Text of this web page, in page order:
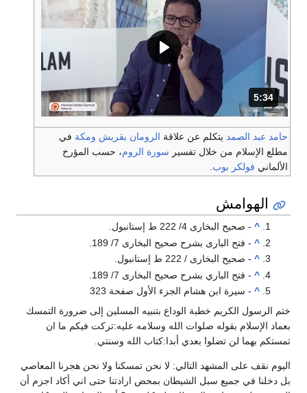
المدة: دقائق و 34 ثواني.
5:34
حامد عبد الصمد يتكلم عن علاقة الرومان بقريش ومكة في
مطلع الإسلام من خلال تفسير سورة الروم، حسب المؤرخ
الألماني فولكر بوب
الهوامش
^ - صحيح البخارى 4/ 222 ط إستانبول.
^ - فتح البارى بشرح صحيح البخارى 7/ 189.
^ - صحيح البخارى / 222 ط إستانبول.
^ - فتح الباري بشرح صحيح البخارى 7/ 189.
^ - سيرة ابن هشام الجزء الأول صفحة 323
ختم الرسول الكريم خطبة الوداع بتنبيه المسلين إلى ضرورة التمسك
بعماد الإسلام بقوله صلوات الله وسلامه عليه:تركت فيكم ما ان
تمستكم بهما لن تضلوا بعدي أبدا:كتاب الله وسنتي.
اليوم نقف على المشهد التالي: لا نحن تمسكنا ولا نحن هجرنا المعاصي
بل دخلنا في جميع سبل الشيطان بمحض ارادتنا حتى اني أكاد اجزم أن